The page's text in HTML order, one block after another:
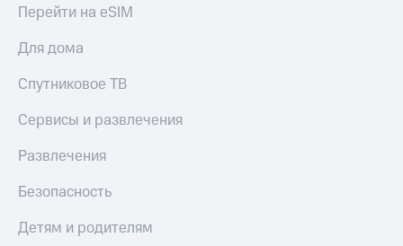
Перейти на eSIM
Для дома
Спутниковое ТВ
Сервисы и развлечения
Развлечения
Безопасность
Детям и родителям